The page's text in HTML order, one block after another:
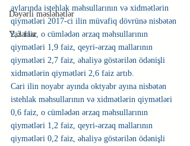
Dəyərli məsləhətlər
Yazarlar
aylarında istehlak məhsullarının və xidmətlərin
qiymətləri 2017-ci ilin müvafiq dövrünə nisbətən
2,3 faiz, o cümlədən ərzaq məhsullarının
qiymətləri 1,9 faiz, qeyri-ərzaq mallarının
qiymətləri 2,7 faiz, əhaliyə göstərilən ödənişli
xidmətlərin qiymətləri 2,6 faiz artıb.
Cari ilin noyabr ayında oktyabr ayına nisbətən
istehlak məhsullarının və xidmətlərin qiymətləri
0,6 faiz, o cümlədən ərzaq məhsullarının
qiymətləri 1,2 faiz, qeyri-ərzaq mallarının
qiymətləri 0,2 faiz, əhaliyə göstərilən ödənişli